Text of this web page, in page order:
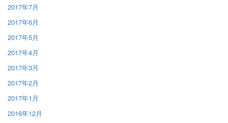
2017年7月
2017年6月
2017年5月
2017年4月
2017年3月
2017年2月
2017年1月
2016年12月